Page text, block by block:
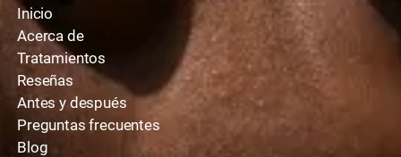
Inicio
Acerca de
Tratamientos
Reseñas
Antes y después
Preguntas frecuentes
Blog